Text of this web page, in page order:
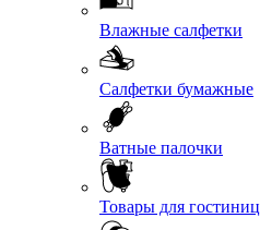
Влажные салфетки
Салфетки бумажные
Ватные палочки
Товары для гостиниц